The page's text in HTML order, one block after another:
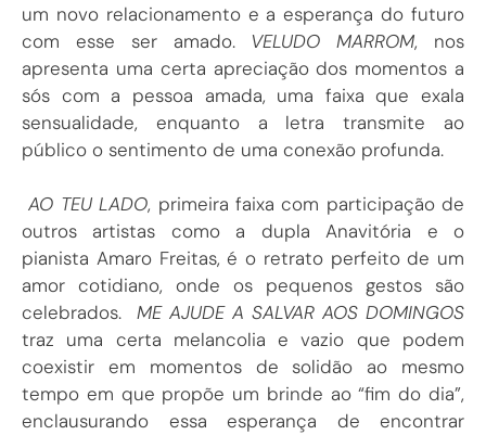
um novo relacionamento e a esperança do futuro
com esse ser amado. VELUDO MARROM, nos
apresenta uma certa apreciação dos momentos a
sós com a pessoa amada, uma faixa que exala
sensualidade, enquanto a letra transmite ao
público o sentimento de uma conexão profunda.
AO TEU LADO, primeira faixa com participação de
outros artistas como a dupla Anavitória e o
pianista Amaro Freitas, é o retrato perfeito de um
amor cotidiano, onde os pequenos gestos são
celebrados. ME AJUDE A SALVAR AOS DOMINGOS
traz uma certa melancolia e vazio que podem
coexistir em momentos de solidão ao mesmo
tempo em que propõe um brinde ao “fim do dia”,
enclausurando essa esperança de encontrar